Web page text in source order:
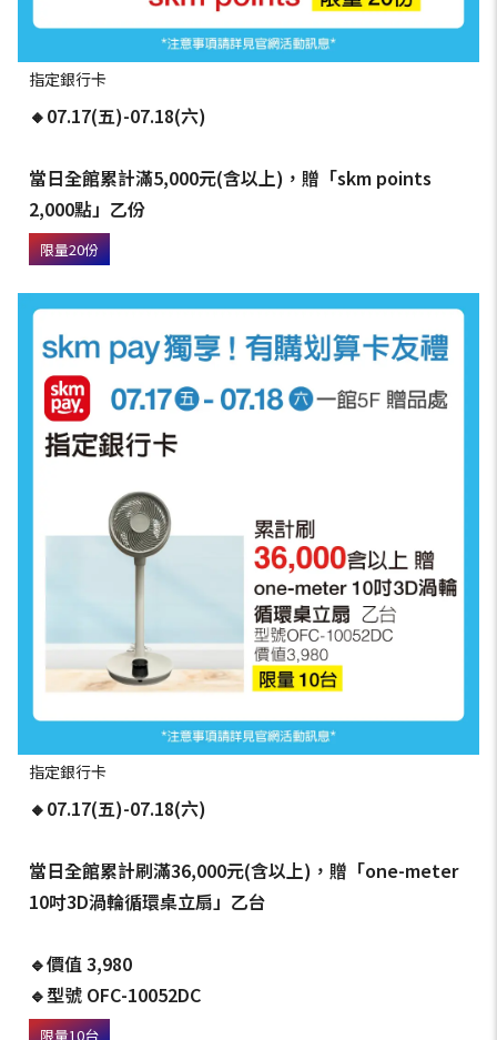
指定銀行卡
🔸07.17(五)-07.18(六)
當日全館累計滿5,000元(含以上)，贈「skm points
2,000點」乙份
限量20份
指定銀行卡
🔸07.17(五)-07.18(六)
當日全館累計刷滿36,000元(含以上)，贈「one-meter
10吋3D渦輪循環桌立扇」乙台
🔹價值 3,980
🔹型號 OFC-10052DC
限量10台